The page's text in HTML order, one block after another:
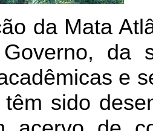
da Mata
da
e
sido